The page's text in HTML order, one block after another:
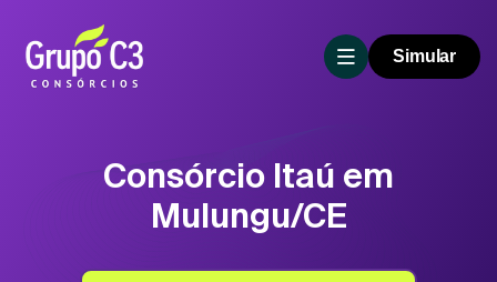
Simular
Consórcio Itaú em
Mulungu/CE